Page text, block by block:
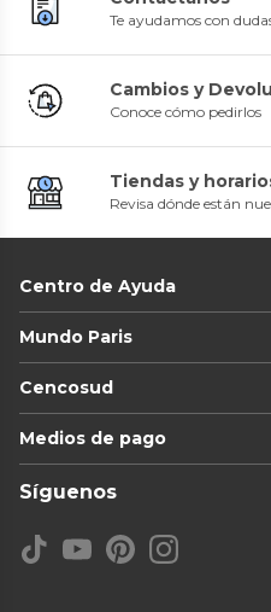
Te ayudamos con
Cambios y
Conoce cómo pedirlos
Tiendas y
Revisa dónde están
Centro de Ayuda
Mundo Paris
Cencosud
Medios de pago
Síguenos